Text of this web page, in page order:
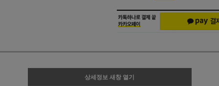
상세정보 새창 열기